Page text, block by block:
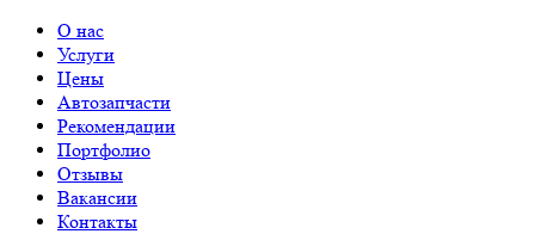
О нас
Услуги
Цены
Автозапчасти
Рекомендации
Портфолио
Отзывы
Вакансии
Контакты